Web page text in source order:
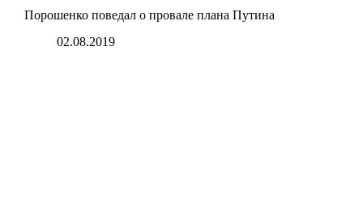
Порошенко поведал о провале плана Путина
02.08.2019